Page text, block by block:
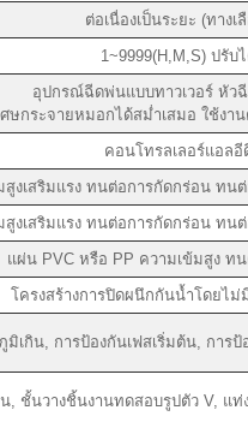
ต่อเนื่องเป็นระยะ (ทางเ
1~9999(H,M,S) ปรับ
อุปกรณ์ฉีดพ่นแบบทาวเวอร์ หัว
ษกระจายหมอกได้สม่ำเสมอ ใช้งา
คอนโทรลเลอร์แอลอี
สูงเสริมแรง ทนต่อการกัดกร่อน ท
สูงเสริมแรง ทนต่อการกัดกร่อน ท
แผ่น PVC หรือ PP ความเข้มสูง ท
โครงสร้างการปิดผนึกกันน้ำโดยไ
เกิน, การป้องกันเฟสเริ่มต้น, การ
, ชั้นวางชิ้นงานทดสอบรูปตัว V, แท่